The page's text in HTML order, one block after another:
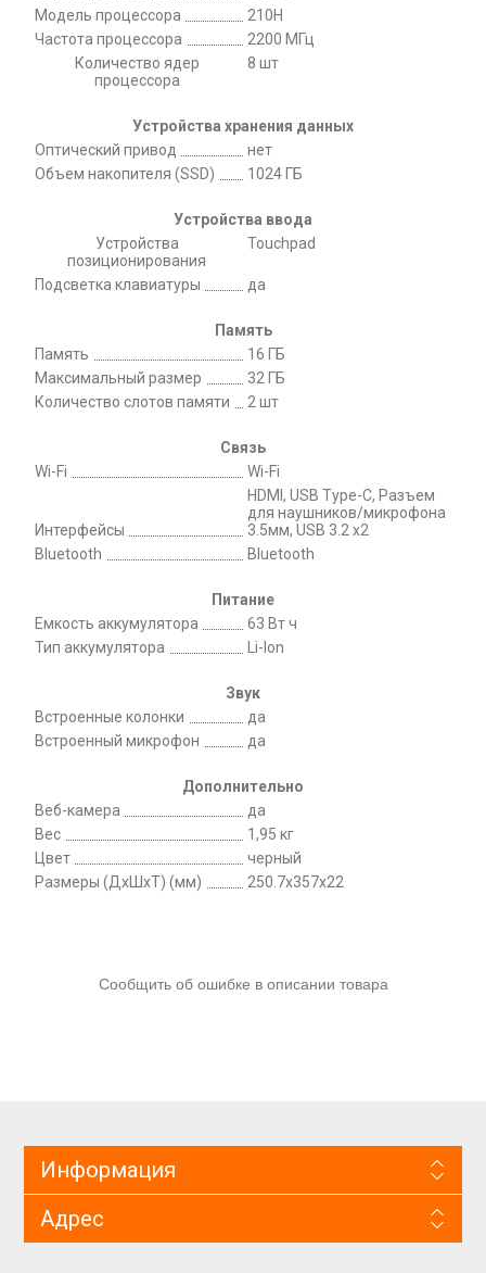
Модель процессора
210H
Частота процессора
2200 МГц
Количество ядер
процессора
8 шт
Устройства хранения данных
Оптический привод
нет
Объем накопителя (SSD)
1024 ГБ
Устройства ввода
Устройства
позиционирования
Touchpad
Подсветка клавиатуры да
Память
Память
16 ГБ
Максимальный размер
32 ГБ
Количество слотов памяти
2 шт
Связь
Wi-Fi
Wi-Fi
Интерфейсы
HDMI, USB Type-C, Разъем
для наушников/микрофона
3.5мм, USB 3.2 х2
Bluetooth
Bluetooth
Питание
Емкость аккумулятора
63 Вт ч
Тип аккумулятора
Li-Ion
Звук
Встроенные колонки
да
Встроенный микрофон
да
Дополнительно
Веб-камера
да
Вес
1,95 кг
Цвет
черный
Размеры (ДхШхТ) (мм)
250.7x357x22
Сообщить об ошибке в описании товара
Информация
Адрес